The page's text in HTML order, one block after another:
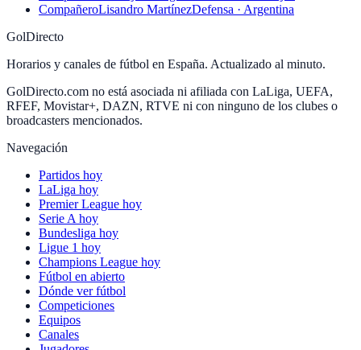
CompañeroLisandro MartínezDefensa · Argentina
GolDirecto
Horarios y canales de fútbol en España. Actualizado al minuto.
GolDirecto.com no está asociada ni afiliada con LaLiga, UEFA,
RFEF, Movistar+, DAZN, RTVE ni con ninguno de los clubes o
broadcasters mencionados.
Navegación
Partidos hoy
LaLiga hoy
Premier League hoy
Serie A hoy
Bundesliga hoy
Ligue 1 hoy
Champions League hoy
Fútbol en abierto
Dónde ver fútbol
Competiciones
Equipos
Canales